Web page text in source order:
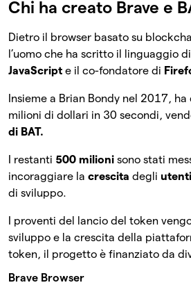
Chi ha creato Brave e
Dietro il browser basato su
l’uomo che ha scritto il linguaggio
JavaScript e il co-fondatore di
Insieme a Brian Bondy nel 2017, ha
milioni di dollari in 30 secondi,
di BAT.
I restanti 500 milioni sono stati
incoraggiare la crescita degli utenti
di sviluppo.
I proventi del lancio del token
sviluppo e la crescita della
token, il progetto è finanziato da
Brave Browser